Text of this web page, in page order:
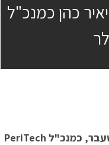
מפקד 8200 לשעבר יאיר כהן כמנכ"ל
PeriTech